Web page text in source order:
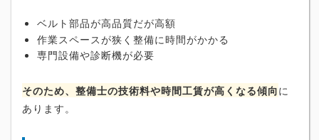
ベルト部品が高品質だが高額
作業スペースが狭く整備に時間がかかる
専門設備や診断機が必要
そのため、整備士の技術料や時間工賃が高くなる傾向に
あります。